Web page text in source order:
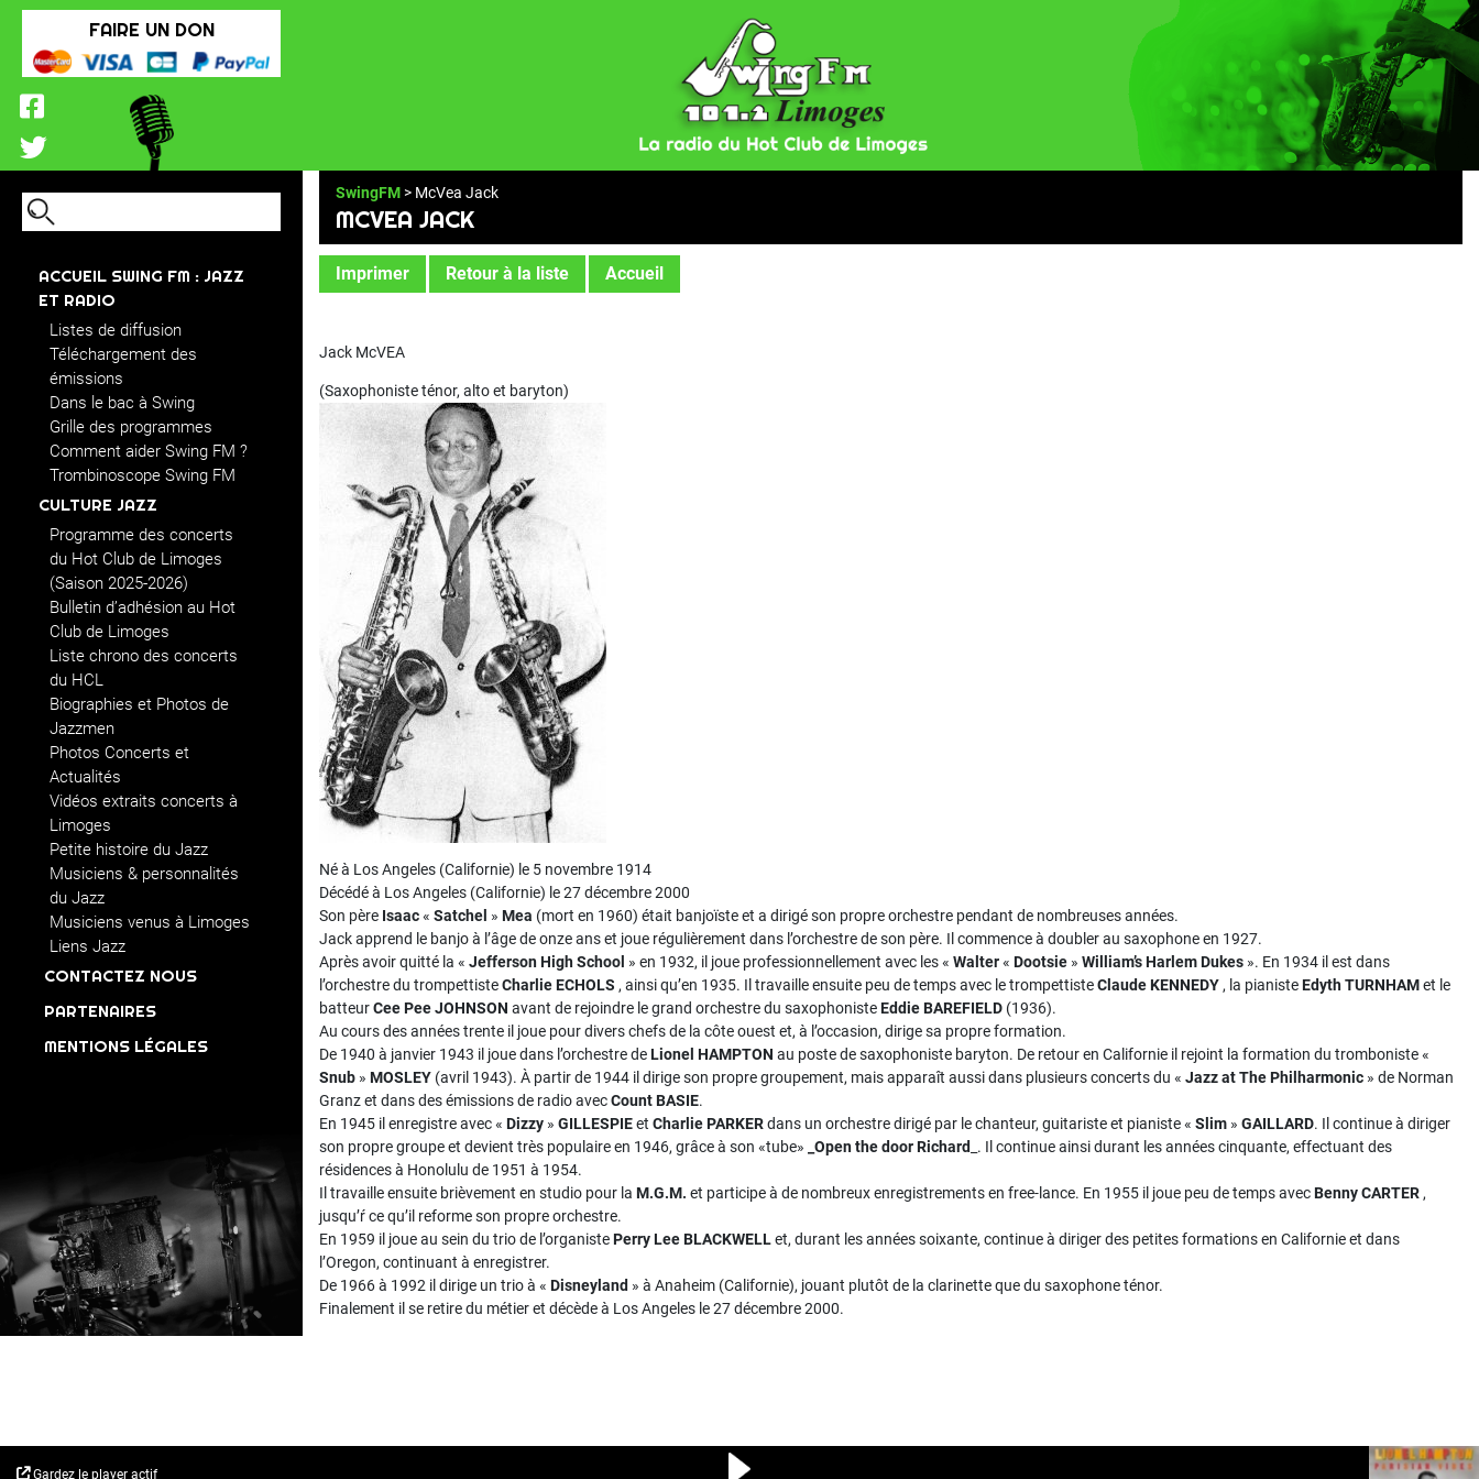
FAIRE UN DON
ACCUEIL SWING FM : JAZZ
ET RADIO
Listes de diffusion
Téléchargement des
émissions
Dans le bac à Swing
Grille des programmes
Comment aider Swing FM ?
Trombinoscope Swing FM
CULTURE JAZZ
Programme des concerts
du Hot Club de Limoges
(Saison 2025-2026)
Bulletin d’adhésion au Hot
Club de Limoges
Liste chrono des concerts
du HCL
Biographies et Photos de
Jazzmen
Photos Concerts et
Actualités
Vidéos extraits concerts à
Limoges
Petite histoire du Jazz
Musiciens & personnalités
du Jazz
Musiciens venus à Limoges
Liens Jazz
CONTACTEZ NOUS
PARTENAIRES
MENTIONS LÉGALES
SwingFM > McVea Jack
MCVEA JACK
Imprimer Retour à la liste Accueil
Jack McVEA
(Saxophoniste ténor, alto et baryton)
Né à Los Angeles (Californie) le 5 novembre 1914
Décédé à Los Angeles (Californie) le 27 décembre 2000
Son père Isaac« Satchel » Mea (mort en 1960) était banjoïste et a dirigé son propre orchestre pendant de nombreuses années.
Jack apprend le banjo à l’âge de onze ans et joue régulièrement dans l’orchestre de son père. Il commence à doubler au saxophone en 1927.
Après avoir quitté la « Jefferson High School » en 1932, il joue professionnellement avec les « Walter« Dootsie » William’s Harlem Dukes ». En 1934 il est dans
l’orchestre du trompettisteCharlie ECHOLS , ainsi qu’en 1935. Il travaille ensuite peu de temps avec le trompettisteClaude KENNEDY , la pianisteEdyth TURNHAMet le
batteurCee Pee JOHNSON avant de rejoindre le grand orchestre du saxophonisteEddie BAREFIELD (1936).
Au cours des années trente il joue pour divers chefs de la côte ouest et, à l’occasion, dirige sa propre formation.
De 1940 à janvier 1943 il joue dans l’orchestre deLionel HAMPTON au poste de saxophoniste baryton. De retour en Californie il rejoint la formation du tromboniste «
Snub » MOSLEY (avril 1943). À partir de 1944 il dirige son propre groupement, mais apparaît aussi dans plusieurs concerts du « Jazz at The Philharmonic » de Norman
Granz et dans des émissions de radio avecCount BASIE.
En 1945 il enregistre avec « Dizzy » GILLESPIEet Charlie PARKERdans un orchestre dirigé par le chanteur, guitariste et pianiste « Slim » GAILLARD. Il continue à diriger
son propre groupe et devient très populaire en 1946, grâce à son «tube»
_Open the door Richard _. Il continue ainsi durant les années cinquante, effectuant des
résidences à Honolulu de 1951 à 1954.
Il travaille ensuite brièvement en studio pour la M.G.M. et participe à de nombreux enregistrements en free-lance. En 1955 il joue peu de temps avecBenny CARTER ,
jusqu’ŕ ce qu’il reforme son propre orchestre.
En 1959 il joue au sein du trio de l’organistePerry Lee BLACKWELLet, durant les années soixante, continue à diriger des petites formations en Californie et dans
l’Oregon, continuant à enregistrer.
De 1966 à 1992 il dirige un trio à « Disneyland » à Anaheim (Californie), jouant plutôt de la clarinette que du saxophone ténor.
Finalement il se retire du métier et décède à Los Angeles le 27 décembre 2000.
Gardez le player actif